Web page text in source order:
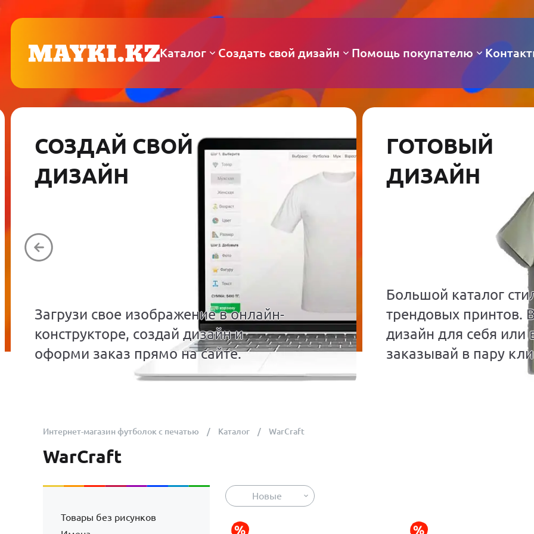
Каталог Создать свой дизайн Помощь покупателю
СОЗДАЙ СВОЙ
ДИЗАЙН
Загрузи свое изображение в онлайн-
конструкторе, создай дизайн и
оформи заказ прямо на сайте.
ГОТОВЫЙ
ДИЗАЙН
Большой каталог
трендовых принтов.
дизайн для себя или
заказывай в пару
Интернет-магазин футболок с печатью Каталог WarCraft
WarCraft
Товары без рисунков
Новые